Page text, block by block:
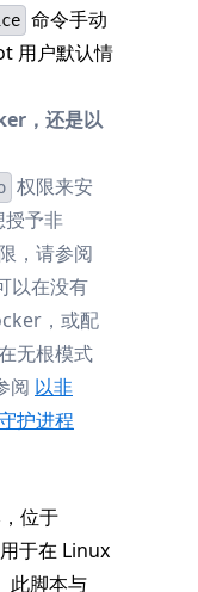
命令手动
用户默认情
，还是以
权限来安
予非
，请参阅
以在没有
，或配
无根模式
阅 以非
护进程
位于
用于在 Linux
此脚本与